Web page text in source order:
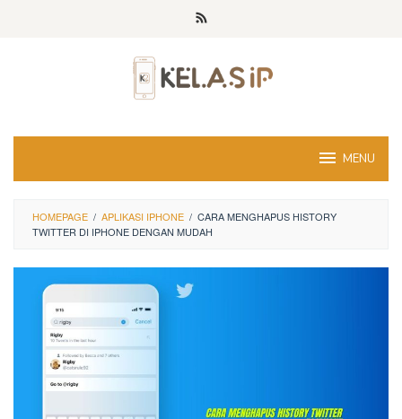
MENU
HOMEPAGE / APLIKASI IPHONE / CARA MENGHAPUS HISTORY
TWITTER DI IPHONE DENGAN MUDAH